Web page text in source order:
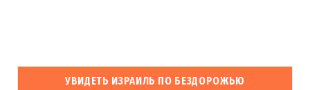
УВИДЕТЬ ИЗРАИЛЬ ПО БЕЗДОРОЖЬЮ